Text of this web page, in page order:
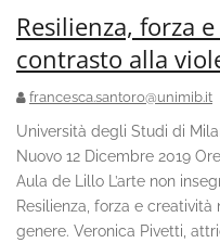
Resilienza, forza
contrasto alla
francesca.santoro@unimib.it
Università degli Studi di
Nuovo 12 Dicembre 2019
Aula de Lillo L’arte non
Resilienza, forza e
genere. Veronica Pivetti,